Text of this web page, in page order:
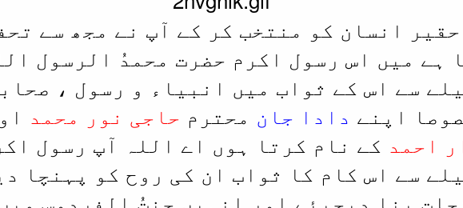
انسان کو منتخب کر کے آپ نے مجھ سے
ہے میں اس رسول اکرم حضرت محمدُ الرسول
سے اس کے ثواب میں انبیاء و رسول ،
اپنے دادا جان محترم حاجی نور محمد
احمد کے نام کرتا ہوں اے اللہ آپ رسول
سے اس کام کا ثواب ان کی روح کو پہنچا
بنا دیجیئے اور انہیں جنتُ الفردوس